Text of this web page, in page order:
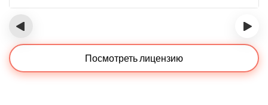
‹ ›
Посмотреть лицензию